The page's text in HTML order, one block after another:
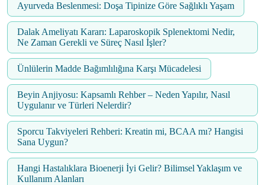
Ayurveda Beslenmesi: Doşa Tipinize Göre Sağlıklı Yaşam
Dalak Ameliyatı Kararı: Laparoskopik Splenektomi Nedir,
Ne Zaman Gerekli ve Süreç Nasıl İşler?
Ünlülerin Madde Bağımlılığına Karşı Mücadelesi
Beyin Anjiyosu: Kapsamlı Rehber – Neden Yapılır, Nasıl
Uygulanır ve Türleri Nelerdir?
Sporcu Takviyeleri Rehberi: Kreatin mi, BCAA mı? Hangisi
Sana Uygun?
Hangi Hastalıklara Bioenerji İyi Gelir? Bilimsel Yaklaşım ve
Kullanım Alanları